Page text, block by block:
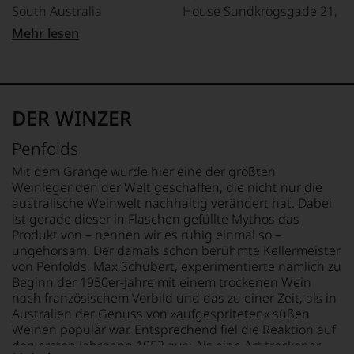
unserem
Webshop,
um
auf
hohem
sich
unsere
Weinselektion
bewegt.
Das
aber
genügt
uns
nicht
mehr.
Wir
haben
festgestellt,
dass
studierte
zunächst
Journalismus
Universität
Wisconsin.
Bedingt
durch
seinen
Vater
wandte
er
sich
aber
vor
allen
Dingen
nach
1978
zunehmend
der
sich
seit
2012
hat.
hat
Kreativität
Innovationsgeist
Weinjournalismus
und
Weinbewertung
revolutioniert.
Der
studierte
Rechtsanwalt
verstand
sich
als
Sprachrohr
South Australia
REBSORTEN
16 °C
ALKOHOLGEHALT
14,5 % Vol.
House Sundkrogsgade 21,
Australien
GESCHMACK
trocken
Mehr lesen
DER WINZER
Penfolds
Mit dem Grange wurde hier eine der größten
Weinlegenden der Welt geschaffen, die nicht nur die
australische Weinwelt nachhaltig verändert hat. Dabei
ist gerade dieser in Flaschen gefüllte Mythos das
Produkt von – nennen wir es ruhig einmal so –
ungehorsam. Der damals schon berühmte Kellermeister
von Penfolds, Max Schubert, experimentierte nämlich zu
Beginn der 1950er-Jahre mit einem trockenen Wein
nach französischem Vorbild und das zu einer Zeit, als in
Australien der Genuss von »aufgespriteten« süßen
Weinen populär war. Entsprechend fiel die Reaktion auf
den ersten Jahrgang 1952 aus: Als eine Art trockener